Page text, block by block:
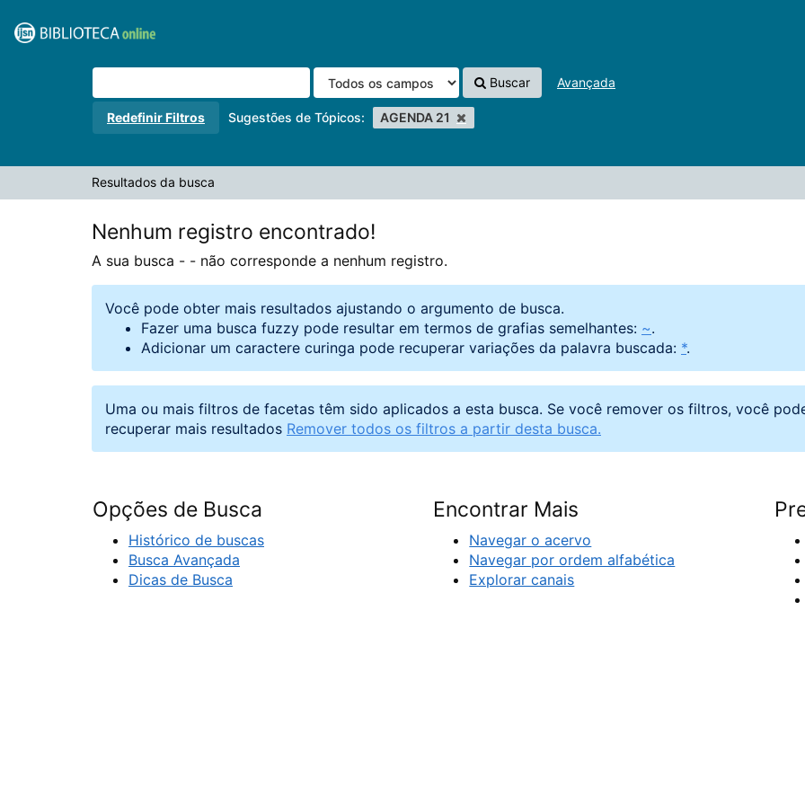
VuFind
Buscar Avançada
Redefinir Filtros Sugestões de Tópicos: AGENDA 21
Resultados da busca
Nenhum registro encontrado!
A sua busca - - não corresponde a nenhum registro.
Você pode obter mais resultados ajustando o argumento de busca.
Fazer uma busca fuzzy pode resultar em termos de grafias semelhantes: ~.
Adicionar um caractere curinga pode recuperar variações da palavra buscada: *.
Uma ou mais filtros de facetas têm sido aplicados a esta busca. Se você remover os filtros, você
recuperar mais resultados Remover todos os filtros a partir desta busca.
Opções de Busca
Histórico de buscas
Busca Avançada
Dicas de Busca
Encontrar Mais
Navegar o acervo
Navegar por ordem alfabética
Explorar canais